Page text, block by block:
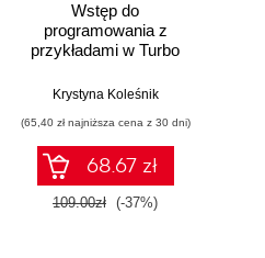
Wstęp do
programowania z
przykładami w Turbo
Krystyna Koleśnik
(65,40 zł najniższa cena z 30 dni)
68.67 zł
109.00zł (-37%)